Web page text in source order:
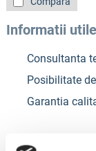
Informatii utile
Consultanta
Posibilitate
Garantia